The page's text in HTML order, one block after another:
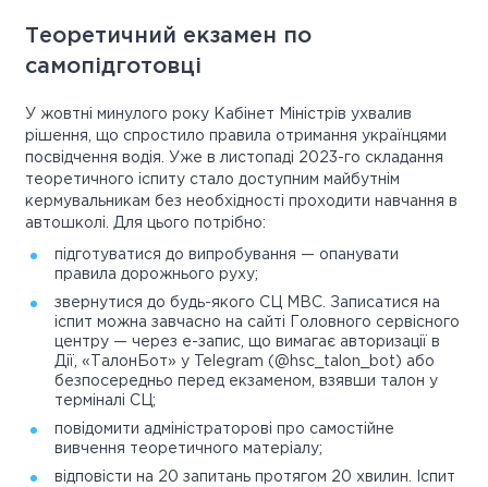
Теоретичний екзамен по
самопідготовці
У жовтні минулого року Кабінет Міністрів ухвалив
рішення, що спростило правила отримання українцями
посвідчення водія. Уже в листопаді 2023-го складання
теоретичного іспиту стало доступним майбутнім
кермувальникам без необхідності проходити навчання в
автошколі. Для цього потрібно:
підготуватися до випробування — опанувати
правила дорожнього руху;
звернутися до будь-якого СЦ МВС. Записатися на
іспит можна завчасно на сайті Головного сервісного
центру — через е-запис, що вимагає авторизації в
Дії, «ТалонБот» у Telegram (@hsc_talon_bot) або
безпосередньо перед екзаменом, взявши талон у
терміналі СЦ;
повідомити адміністраторові про самостійне
вивчення теоретичного матеріалу;
відповісти на 20 запитань протягом 20 хвилин. Іспит